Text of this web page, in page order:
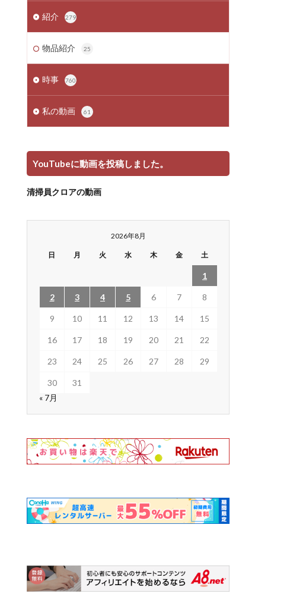
紹介 279
物品紹介 25
時事 760
私の動画 61
YouTubeに動画を投稿しました。
清掃員クロアの動画
2026年8月
日 月 火 水 木 金 土
1
2 3 4 5 6 7 8
9 10 11 12 13 14 15
16 17 18 19 20 21 22
23 24 25 26 27 28 29
30
31
« 7月